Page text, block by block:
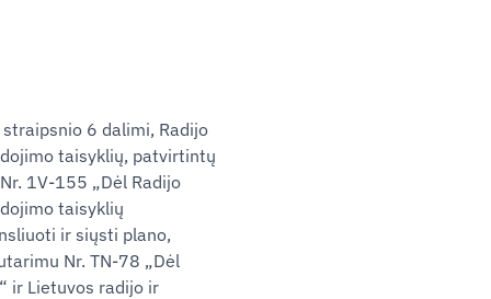
6 dalimi, Radijo
taisyklių, patvirtintų
1V-155 „Dėl Radijo
taisyklių
ir siųsti plano,
Nr. TN-78 „Dėl
ir Lietuvos radijo ir